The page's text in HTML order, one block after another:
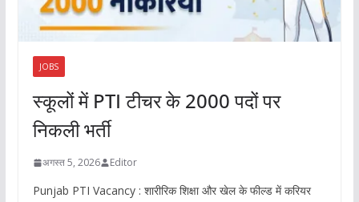
JOBS
स्कूलों में PTI टीचर के 2000 पदों पर
निकली भर्ती
अगस्त 5, 2026 Editor
Punjab PTI Vacancy : शारीरिक शिक्षा और खेल के फील्ड में करियर